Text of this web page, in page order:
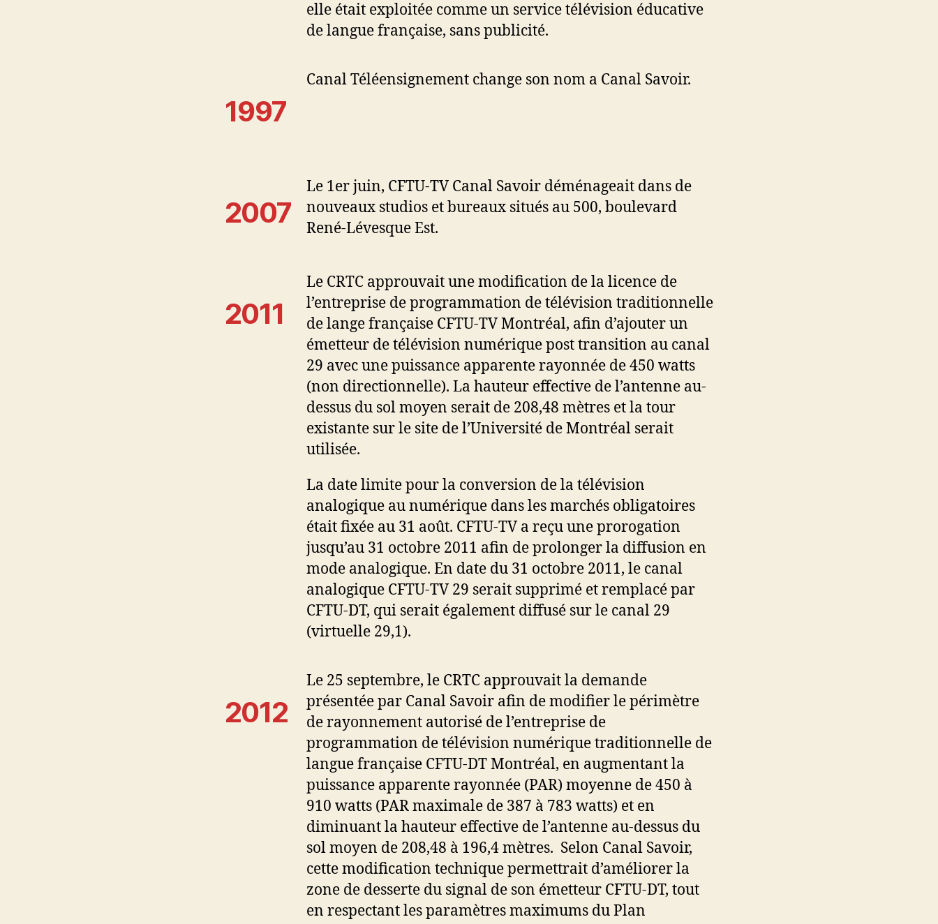
elle était exploitée comme un service télévision éducative
de langue française, sans publicité.
1997
Canal Téléensignement change son nom a Canal Savoir.
2007
Le 1er juin, CFTU-TV Canal Savoir déménageait dans de
nouveaux studios et bureaux situés au 500, boulevard
René-Lévesque Est.
2011
Le CRTC approuvait une modification de la licence de
l’entreprise de programmation de télévision traditionnelle
de lange française CFTU-TV Montréal, afin d’ajouter un
émetteur de télévision numérique post transition au canal
29 avec une puissance apparente rayonnée de 450 watts
(non directionnelle). La hauteur effective de l’antenne au-
dessus du sol moyen serait de 208,48 mètres et la tour
existante sur le site de l’Université de Montréal serait
utilisée.
La date limite pour la conversion de la télévision
analogique au numérique dans les marchés obligatoires
était fixée au 31 août. CFTU-TV a reçu une prorogation
jusqu’au 31 octobre 2011 afin de prolonger la diffusion en
mode analogique. En date du 31 octobre 2011, le canal
analogique CFTU-TV 29 serait supprimé et remplacé par
CFTU-DT, qui serait également diffusé sur le canal 29
(virtuelle 29,1).
2012
Le 25 septembre, le CRTC approuvait la demande
présentée par Canal Savoir afin de modifier le périmètre
de rayonnement autorisé de l’entreprise de
programmation de télévision numérique traditionnelle de
langue française CFTU-DT Montréal, en augmentant la
puissance apparente rayonnée (PAR) moyenne de 450 à
910 watts (PAR maximale de 387 à 783 watts) et en
diminuant la hauteur effective de l’antenne au-dessus du
sol moyen de 208,48 à 196,4 mètres. Selon Canal Savoir,
cette modification technique permettrait d’améliorer la
zone de desserte du signal de son émetteur CFTU-DT, tout
en respectant les paramètres maximums du Plan